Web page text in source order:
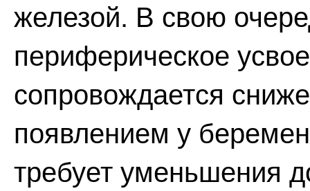
железой. В свою
периферическое
сопровождается
появлением у
требует уменьшения